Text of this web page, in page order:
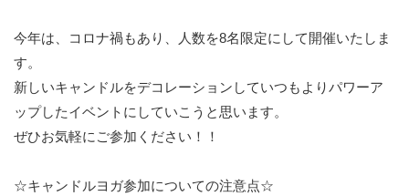
今年は、コロナ禍もあり、人数を8名限定にして開催いたしま
す。
新しいキャンドルをデコレーションしていつもよりパワーア
ップしたイベントにしていこうと思います。
ぜひお気軽にご参加ください！！
☆キャンドルヨガ参加についての注意点☆